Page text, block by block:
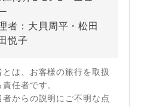
者：大貝周平・松田
悦子
は、お客様の旅行を取扱
任者です。
からの説明にご不明な点